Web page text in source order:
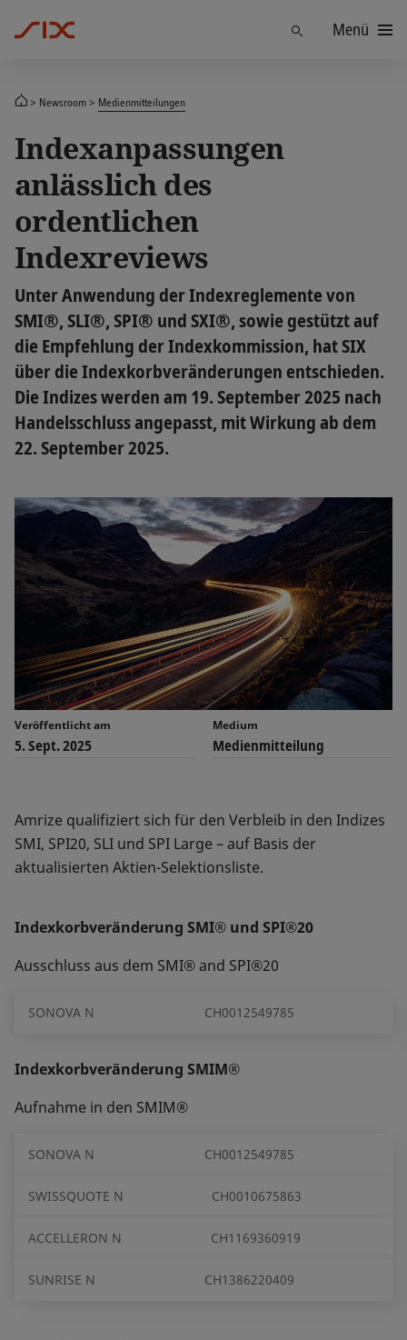
FindenMenü
Newsroom Medienmitteilungen
Indexanpassungen
anlässlich des
ordentlichen
Indexreviews
Unter Anwendung der Indexreglemente von
SMI®, SLI®, SPI® und SXI®, sowie gestützt auf
die Empfehlung der Indexkommission, hat SIX
über die Indexkorbveränderungen entschieden.
Die Indizes werden am 19. September 2025 nach
Handelsschluss angepasst, mit Wirkung ab dem
22. September 2025.
Veröffentlicht am
5. Sept. 2025
Medium
Medienmitteilung
Amrize qualifiziert sich für den Verbleib in den Indizes
SMI, SPI20, SLI und SPI Large – auf Basis der
aktualisierten Aktien-Selektionsliste.
Indexkorbveränderung SMI® und SPI®20
Ausschluss aus dem SMI® and SPI®20
SONOVA N CH0012549785
Indexkorbveränderung SMIM®
Aufnahme in den SMIM®
SONOVA N CH0012549785
SWISSQUOTE N CH0010675863
ACCELLERON N CH1169360919
SUNRISE N CH1386220409